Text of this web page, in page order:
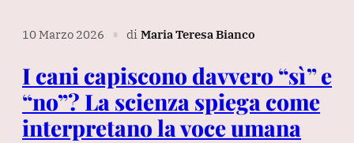
10 Marzo 2026 ∎ di Maria Teresa Bianco
I cani capiscono davvero “sì” e
“no”? La scienza spiega come
interpretano la voce umana